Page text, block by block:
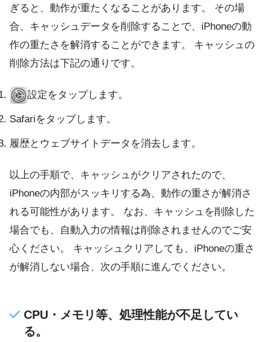
ぎると、動作が重たくなることがあります。 その場
合、キャッシュデータを削除することで、iPhoneの動
作の重たさを解消することができます。 キャッシュの
削除方法は下記の通りです。
設定をタップします。
Safariをタップします。
履歴とウェブサイトデータを消去します。
以上の手順で、キャッシュがクリアされたので、
iPhoneの内部がスッキリする為、動作の重さが解消さ
れる可能性があります。 なお、キャッシュを削除した
場合でも、自動入力の情報は削除されませんのでご安
心ください。 キャッシュクリアしても、iPhoneの重さ
が解消しない場合、次の手順に進んでください。
CPU・メモリ等、処理性能が不足してい
る。